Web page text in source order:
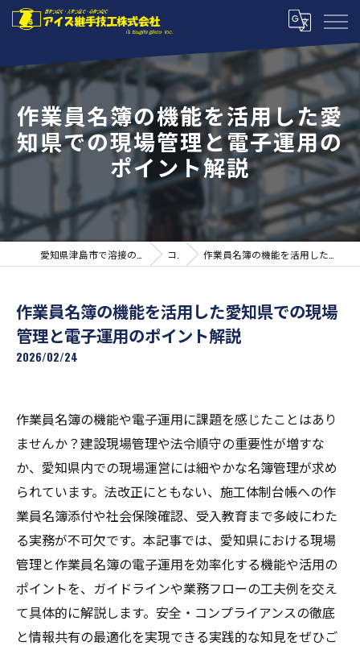
作業員名簿の機能を活用した愛
知県での現場管理と電子運用の
ポイント解説
コラム 作業員名簿の機能を活用した愛知県での現場管理と電子運用のポイント解説
作業員名簿の機能を活用した愛知県での現場
管理と電子運用のポイント解説
2026/02/24
作業員名簿の機能や電子運用に課題を感じたことはあり
ませんか？建設現場管理や法令順守の重要性が増すな
か、愛知県内での現場運営には細やかな名簿管理が求め
られています。法改正にともない、施工体制台帳への作
業員名簿添付や社会保険確認、受入教育まで多岐にわた
る実務が不可欠です。本記事では、愛知県における現場
管理と作業員名簿の電子運用を効率化する機能や活用の
ポイントを、ガイドラインや業務フローの工夫例を交え
て具体的に解説します。安全・コンプライアンスの徹底
と情報共有の最適化を実現できる実践的な知見をぜひご